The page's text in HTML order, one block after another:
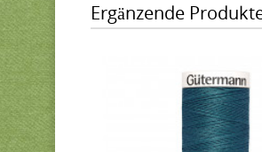
Ergänzende